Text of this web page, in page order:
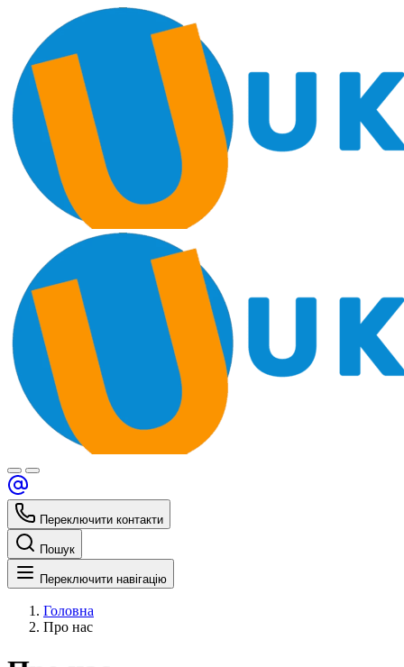
Переключити контакти
Пошук
Переключити навігацію
Головна
Про нас